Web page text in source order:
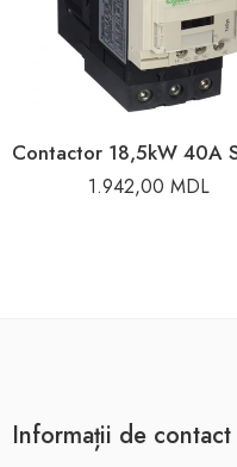
1.942,00 MDL
Informații de contact